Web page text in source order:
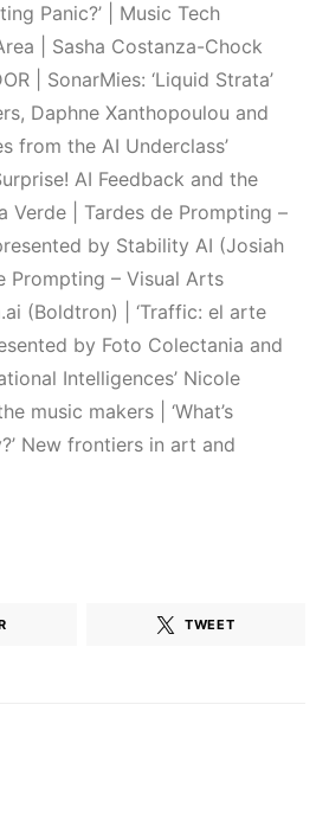
Panic?’ | Music Tech
| Sasha Costanza-Chock
| SonarMies: ‘Liquid Strata’
Daphne Xanthopoulou and
from the AI Underclass’
AI Feedback and the
Verde | Tardes de Prompting –
by Stability AI (Josiah
Prompting – Visual Arts
(Boldtron) | ‘Traffic: el arte
by Foto Colectania and
Intelligences’ Nicole
music makers | ‘What’s
New frontiers in art and
TWEET